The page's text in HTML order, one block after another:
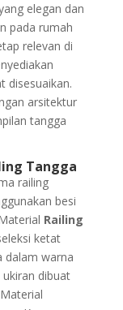
elegan dan
pada rumah
relevan di
disesuaikan.
arsitektur
tangga
Tangga
railing
besi
Railing
ketat
dalam warna
dibuat